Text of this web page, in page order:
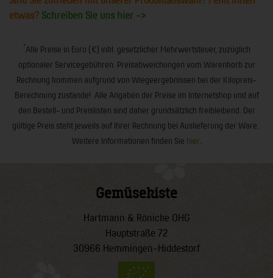
etwas? Schreiben Sie uns hier ->
*Alle Preise in Euro (€) inkl. gesetzlicher Mehrwertsteuer, zuzüglich
optionaler Servicegebühren. Preisabweichungen vom Warenkorb zur
Rechnung kommen aufgrund von Wiegeergebnissen bei der Kilopreis-
Berechnung zustande! Alle Angaben der Preise im Internetshop und auf
den Bestell- und Preislisten sind daher grundsätzlich freibleibend. Der
gültige Preis steht jeweils auf Ihrer Rechnung bei Auslieferung der Ware.
Weitere Informationen finden Sie hier
Gemüsekiste
Hartmann & Rönicke OHG
Hauptstraße 72
30966 Hemmingen-Hiddestorf